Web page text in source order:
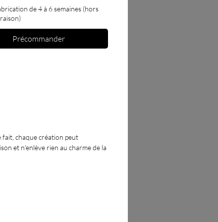
approximative selon la
: 4 cm
de 4 à 6 semaines (hors
Précommander
fait, chaque création peut
et n'enlève rien au charme de la